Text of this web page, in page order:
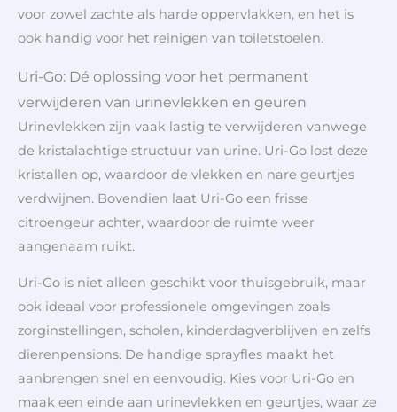
voor zowel zachte als harde oppervlakken, en het is
ook handig voor het reinigen van toiletstoelen.
Uri-Go: Dé oplossing voor het permanent
verwijderen van urinevlekken en geuren
Urinevlekken zijn vaak lastig te verwijderen vanwege
de kristalachtige structuur van urine. Uri-Go lost deze
kristallen op, waardoor de vlekken en nare geurtjes
verdwijnen. Bovendien laat Uri-Go een frisse
citroengeur achter, waardoor de ruimte weer
aangenaam ruikt.
Uri-Go is niet alleen geschikt voor thuisgebruik, maar
ook ideaal voor professionele omgevingen zoals
zorginstellingen, scholen, kinderdagverblijven en zelfs
dierenpensions. De handige sprayfles maakt het
aanbrengen snel en eenvoudig. Kies voor Uri-Go en
maak een einde aan urinevlekken en geurtjes, waar ze